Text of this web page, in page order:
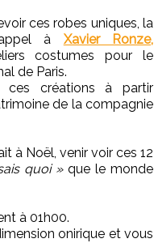
ces robes uniques, la
à Xavier Ronze,
costumes pour le
de Paris.
ces créations à partir
de la compagnie
à Noël, venir voir ces 12
quoi »que le monde
à 01h00.
onirique et vous